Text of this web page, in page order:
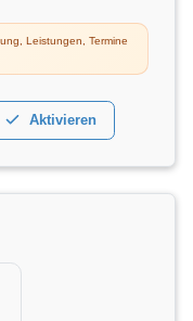
Leistungen, Termine
Aktivieren